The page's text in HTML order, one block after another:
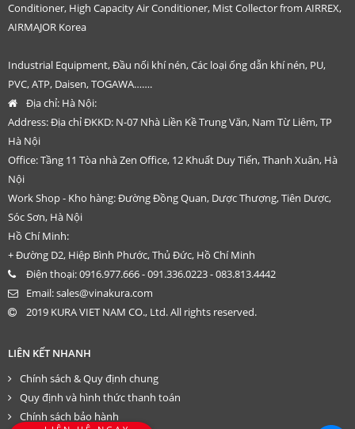
Conditioner, High Capacity Air Conditioner, Mist Collector from AIRREX,
AIRMAJOR Korea
Industrial Equipment, Đầu nối khí nén, Các loại ống dẫn khí nén, PU,
PVC, ATP, Daisen, TOGAWA…….
Địa chỉ: Hà Nội:
Address: Địa chỉ ĐKKD: N-07 Nhà Liền Kề Trung Văn, Nam Từ Liêm, TP
Hà Nội
Office: Tầng 11 Tòa nhà Zen Office, 12 Khuất Duy Tiến, Thanh Xuân, Hà
Nội
Work Shop - Kho hàng: Đường Đồng Quan, Dược Thượng, Tiên Dược,
Sóc Sơn, Hà Nội
Hồ Chí Minh:
+ Đường D2, Hiệp Bình Phước, Thủ Đức, Hồ Chí Minh
Điện thoại:0916.977.666 - 091.336.0223 - 083.813.4442
Email:sales@vinakura.com
2019 KURA VIET NAM CO., Ltd. All rights reserved.
LIÊN KẾT NHANH
Chính sách & Quy định chung
Quy định và hình thức thanh toán
Chính sách bảo hành